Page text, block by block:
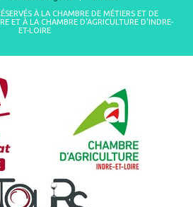
À LA CHAMBRE DE MÉTIERS ET DE
ET À LA CHAMBRE D'AGRICULTURE D'INDRE-
ET-LOIRE